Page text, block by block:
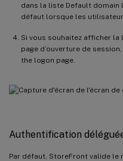
dans la liste Default domain
défaut lorsque les
Si vous souhaitez afficher
page d’ouverture de
the logon page.
Authentification
Par défaut, StoreFront valide le